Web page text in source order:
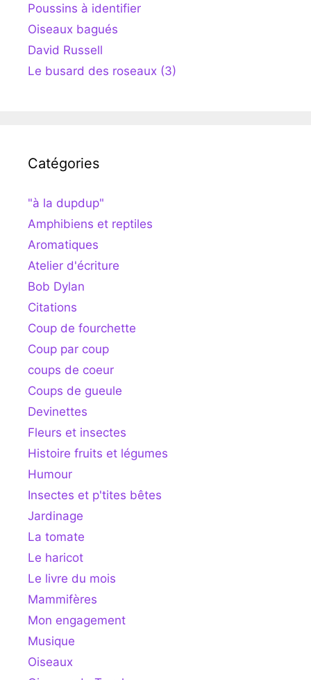
Poussins à identifier
Oiseaux bagués
David Russell
Le busard des roseaux (3)
Catégories
"à la dupdup"
Amphibiens et reptiles
Aromatiques
Atelier d'écriture
Bob Dylan
Citations
Coup de fourchette
Coup par coup
coups de coeur
Coups de gueule
Devinettes
Fleurs et insectes
Histoire fruits et légumes
Humour
Insectes et p'tites bêtes
Jardinage
La tomate
Le haricot
Le livre du mois
Mammifères
Mon engagement
Musique
Oiseaux